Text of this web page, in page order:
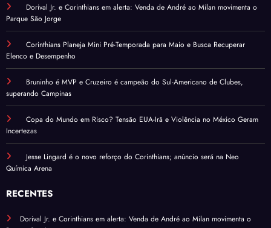
Dorival Jr. e Corinthians em alerta: Venda de André ao Milan movimenta o
Parque São Jorge
Corinthians Planeja Mini Pré-Temporada para Maio e Busca Recuperar
Elenco e Desempenho
Bruninho é MVP e Cruzeiro é campeão do Sul-Americano de Clubes,
superando Campinas
Copa do Mundo em Risco? Tensão EUA-Irã e Violência no México Geram
Incertezas
Jesse Lingard é o novo reforço do Corinthians; anúncio será na Neo
Química Arena
RECENTES
Dorival Jr. e Corinthians em alerta: Venda de André ao Milan movimenta o